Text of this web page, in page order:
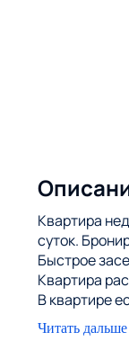
Квартира
суток.
Быстрое
Квартира
В квартире
матрасом,
Нахождение
Читать дальше